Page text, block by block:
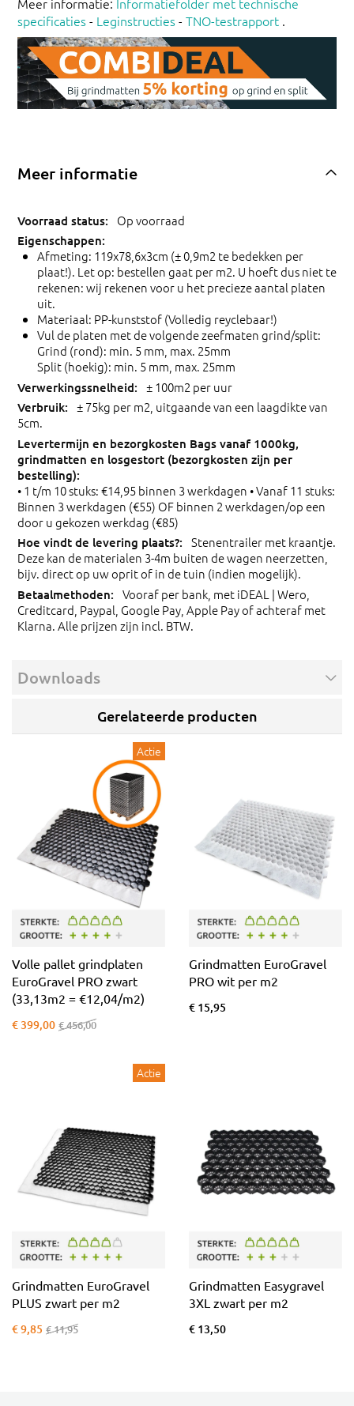
specificaties- Leginstructies- TNO-testrapport .
Meer informatie
Op voorraad
Afmeting: 119x78,6x3cm (± 0,9m2 te bedekken per
plaat!). Let op: bestellen gaat per m2. U hoeft dus niet te
rekenen: wij rekenen voor u het precieze aantal platen
uit.
Materiaal: PP-kunststof (Volledig reyclebaar!)
Vul de platen met de volgende zeefmaten grind/split:
Grind (rond): min. 5 mm, max. 25mm
Split (hoekig): min. 5 mm, max. 25mm
± 100m2 per uur
± 75kg per m2, uitgaande van een laagdikte van
5cm.
• 1 t/m 10 stuks: €14,95 binnen 3 werkdagen • Vanaf 11 stuks:
Binnen 3 werkdagen (€55) OF binnen 2 werkdagen/op een
door u gekozen werkdag (€85)
Stenentrailer met kraantje.
Deze kan de materialen 3-4m buiten de wagen neerzetten,
bijv. direct op uw oprit of in de tuin (indien mogelijk).
Vooraf per bank, met iDEAL | Wero,
Creditcard, Paypal, Google Pay, Apple Pay of achteraf met
Klarna. Alle prijzen zijn incl. BTW.
Downloads
Gerelateerde producten
Actie
Volle pallet grindplaten
EuroGravel PRO zwart
(33,13m2 = €12,04/m2)
€ 399,00 € 456,00
Grindmatten EuroGravel
PRO wit per m2
€ 15,95
Actie
Grindmatten EuroGravel
PLUS zwart per m2
€ 9,85 € 11,95
Grindmatten Easygravel
3XL zwart per m2
€ 13,50